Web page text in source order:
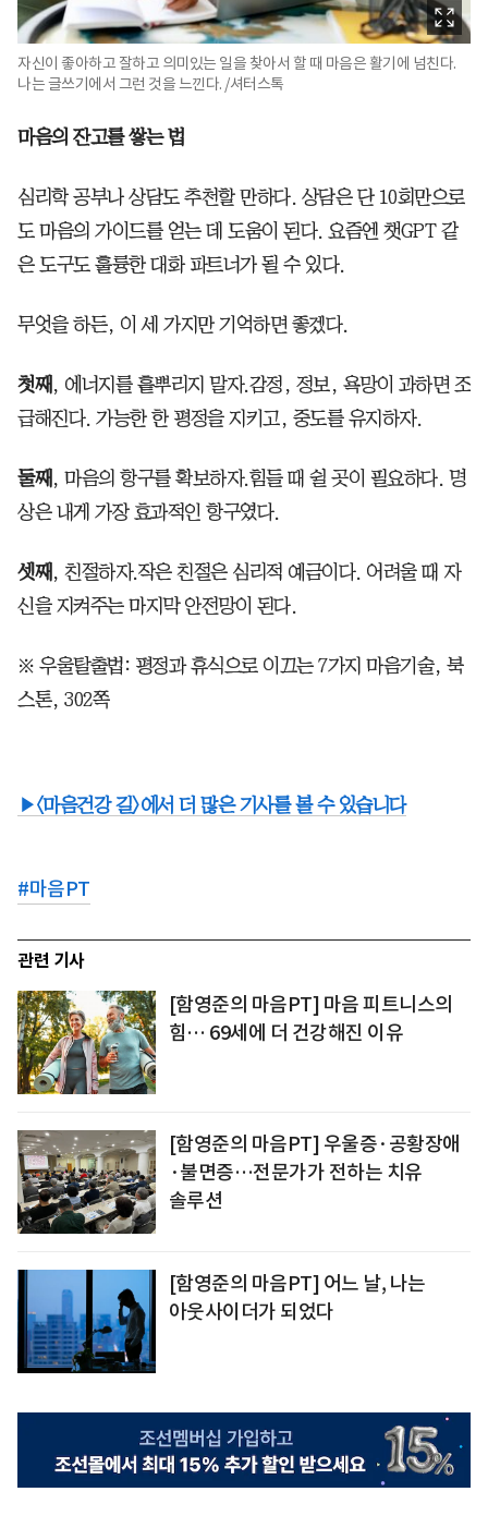
자신이 좋아하고 잘하고 의미있는 일을 찾아서 할 때 마음은 활기에 넘친다.
나는 글쓰기에서 그런 것을 느낀다. /셔터스톡
마음의 잔고를 쌓는 법
심리학 공부나 상담도 추천할 만하다. 상담은 단 10회만으로
도 마음의 가이드를 얻는 데 도움이 된다. 요즘엔 챗GPT 같
은 도구도 훌륭한 대화 파트너가 될 수 있다.
무엇을 하든, 이 세 가지만 기억하면 좋겠다.
첫째 , 에너지를 흩뿌리지 말자.감정, 정보, 욕망이 과하면 조
급해진다. 가능한 한 평정을 지키고, 중도를 유지하자.
둘째 , 마음의 항구를 확보하자.힘들 때 쉴 곳이 필요하다. 명
상은 내게 가장 효과적인 항구였다.
셋째 , 친절하자.작은 친절은 심리적 예금이다. 어려울 때 자
신을 지켜주는 마지막 안전망이 된다.
※ 우울탈출법: 평정과 휴식으로 이끄는 7가지 마음기술, 북
스톤, 302쪽
▶<마음건강 길>에서 더 많은 기사를 볼 수 있습니다
#마음PT
관련 기사
[함영준의 마음PT] 마음 피트니스의
힘… 69세에 더 건강해진 이유
[함영준의 마음PT] 우울증·공황장애
·불면증…전문가가 전하는 치유
솔루션
[함영준의 마음PT] 어느 날, 나는
아웃사이더가 되었다